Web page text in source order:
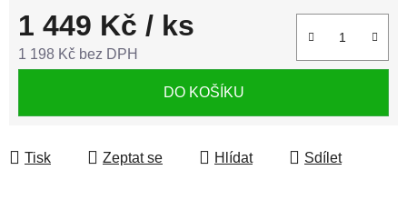
1 449 Kč / ks
1 198 Kč bez DPH
DO KOŠÍKU
Tisk Zeptat se Hlídat Sdílet